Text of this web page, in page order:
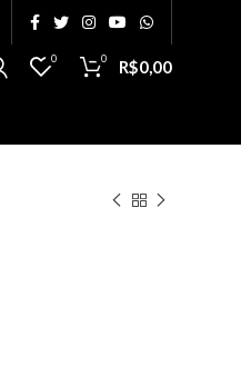
0 0 R$0,00